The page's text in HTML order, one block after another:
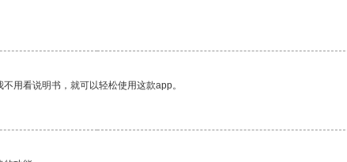
用看说明书，就可以轻松使用这款app。